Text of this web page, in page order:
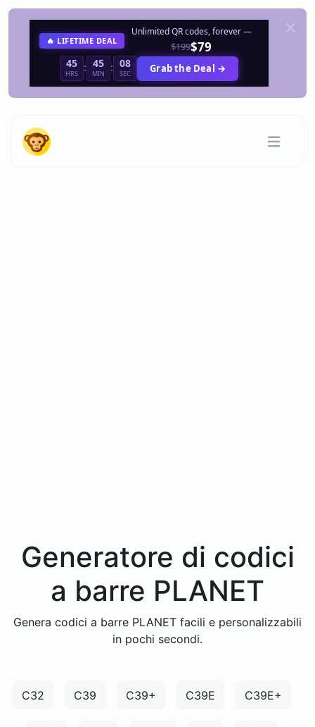
🔥 LIFETIME DEAL
Unlimited QR codes, forever —
$199$79
45
HRS : 45
MIN : 08
SEC Grab the Deal →
Generatore di codici
a barre PLANET
Genera codici a barre PLANET facili e personalizzabili
in pochi secondi.
C32 C39 C39+ C39E C39E+